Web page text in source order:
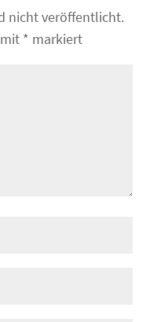
nicht veröffentlicht.
* markiert